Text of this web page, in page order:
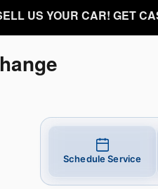
US YOUR CAR! GET
Schedule Service